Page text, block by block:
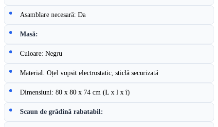
Asamblare necesară: Da
Masă:
Culoare: Negru
Material: Oțel vopsit electrostatic, sticlă securizată
Dimensiuni: 80 x 80 x 74 cm (L x l x î)
Scaun de grădină rabatabil: